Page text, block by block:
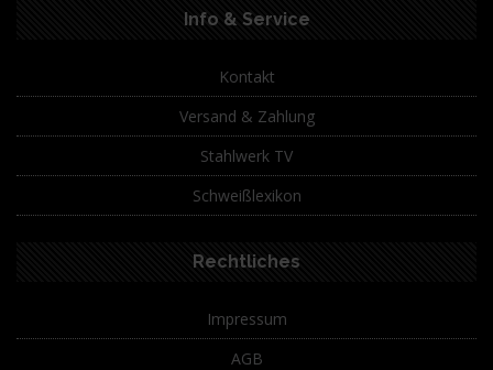
Info & Service
Kontakt
Versand & Zahlung
Stahlwerk TV
Schweißlexikon
Rechtliches
Impressum
AGB